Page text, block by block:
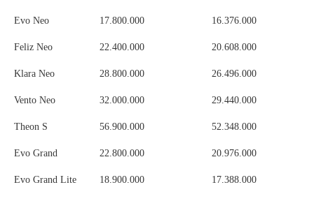
Evo Neo 17.800.000 16.376.000
Feliz Neo 22.400.000 20.608.000
Klara Neo 28.800.000 26.496.000
Vento Neo 32.000.000 29.440.000
Theon S 56.900.000 52.348.000
Evo Grand 22.800.000 20.976.000
Evo Grand Lite 18.900.000 17.388.000